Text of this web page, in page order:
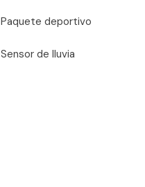
Paquete deportivo
Sensor de lluvia